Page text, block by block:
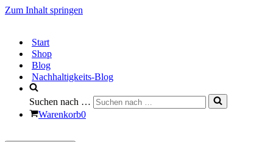
Zum Inhalt springen
Start
Shop
Blog
Nachhaltigkeits-Blog
Suchen nach …
Warenkorb0